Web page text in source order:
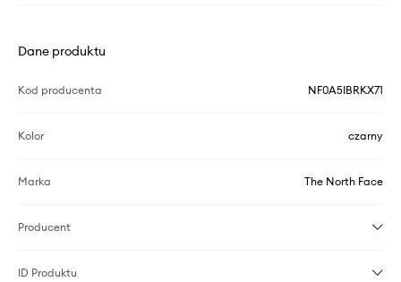
Dane produktu
Kod producenta NF0A5IBRKX71
Kolor czarny
Marka The North Face
Producent
ID Produktu